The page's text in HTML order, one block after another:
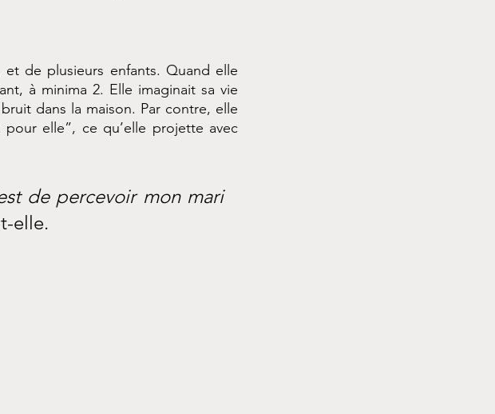
et de plusieurs enfants. Quand elle
à minima 2. Elle imaginait sa vie
dans la maison. Par contre, elle
elle”, ce qu’elle projette avec
de percevoir mon mari
elle.